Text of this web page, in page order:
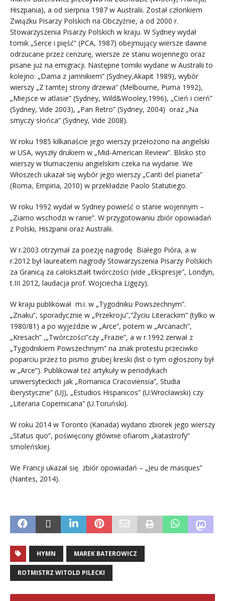
Hiszpania), a od sierpnia 1987 w Australii. Został członkiem
Związku Pisarzy Polskich na Obczyźnie, a od 2000 r.
Stowarzyszenia Pisarzy Polskich w kraju. W Sydney wydał
tomik „Serce i pięść” (PCA, 1987) obejmujący wiersze dawne
odrzucane przez cenzurę, wiersze ze stanu wojennego oraz
pisane już na emigracji. Następne tomiki wydane w Australii to
kolejno: „Dama z jamnikiem” (Sydney,Akapit 1989), wybór
wierszy „Z tamtej strony drzewa” (Melbourne, Puma 1992),
„Miejsce w atlasie” (Sydney, Wild&Wooley,1996), „Cień i cierń”
(Sydney, Vide 2003), „Pan Retro” (Sydney, 2004) oraz „Na
smyczy słońca” (Sydney, Vide 2008).
W roku 1985 kilkanaście jego wierszy przełożono na angielski
w USA, wyszły drukiem w „Mid-American Review”. Blisko sto
wierszy w tłumaczeniu angielskim czeka na wydanie. We
Włoszech ukazał się wybór jego wierszy „Canti del pianeta”
(Roma, Empiria, 2010) w przekładzie Paolo Statutiego.
W roku 1992 wydał w Sydney powieść o stanie wojennym –
„Ziarno wschodzi w ranie”. W przygotowaniu zbiór opowiadań
z Polski, Hiszpanii oraz Australii.
W r.2003 otrzymał za poezję nagrodę Białego Pióra, a w
r.2012 był laureatem nagrody Stowarzyszenia Pisarzy Polskich
za Granicą za całokształt twórczości (vide „Ekspresje”, Londyn,
t.III 2012, laudacja prof. Wojciecha Ligęzy).
W kraju publikował m.i. w „Tygodniku Powszechnym”.
„Znaku”, sporadycznie w „Przekroju”,”Życiu Literackim” (tylko w
1980/81) a po wyjeździe w „Arce”, potem w „Arcanach”,
„Kresach” ,„Twórczości”czy „Frazie”, a w r.1992 zerwał z
„Tygodnikiem Powszechnym” na znak protestu przeciwko
poparciu przez to pismo grubej kreski (list o tym ogłoszony był
w „Arce”). Publikował też artykuły w periodykach
uniwersyteckich jak „Romanica Cracoviensia”, Studia
iberystyczne” (UJ), „Estudios Hispanicos” (U.Wrocławski) czy
„Literaria Copernicana” (U.Toruński).
W roku 2014 w Toronto (Kanada) wydano zbiorek jego wierszy
„Status quo”, poświęcony głównie ofiarom „katastrofy”
smoleńskiej.
We Francji ukazał się zbiór opowiadań – „Jeu de masques”
(Nantes, 2014).
HYMN MAREK BATEROWICZ
ROTMISTRZ WITOLD PILECKI